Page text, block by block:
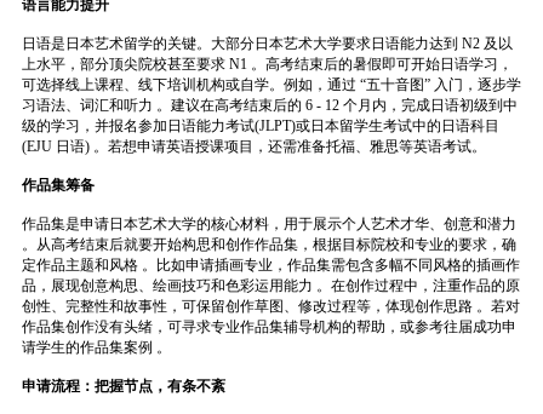
语言能力提升
日语是日本艺术留学的关键。大部分日本艺术大学要求日语能力达到 N2 及以
上水平，部分顶尖院校甚至要求 N1 。高考结束后的暑假即可开始日语学习，
可选择线上课程、线下培训机构或自学。例如，通过 “五十音图” 入门，逐步学
习语法、词汇和听力 。建议在高考结束后的 6 - 12 个月内，完成日语初级到中
级的学习，并报名参加日语能力考试(JLPT)或日本留学生考试中的日语科目
(EJU 日语) 。若想申请英语授课项目，还需准备托福、雅思等英语考试。
作品集筹备
作品集是申请日本艺术大学的核心材料，用于展示个人艺术才华、创意和潜力
。从高考结束后就要开始构思和创作作品集，根据目标院校和专业的要求，确
定作品主题和风格 。比如申请插画专业，作品集需包含多幅不同风格的插画作
品，展现创意构思、绘画技巧和色彩运用能力 。在创作过程中，注重作品的原
创性、完整性和故事性，可保留创作草图、修改过程等，体现创作思路 。若对
作品集创作没有头绪，可寻求专业作品集辅导机构的帮助，或参考往届成功申
请学生的作品集案例 。
申请流程：把握节点，有条不紊